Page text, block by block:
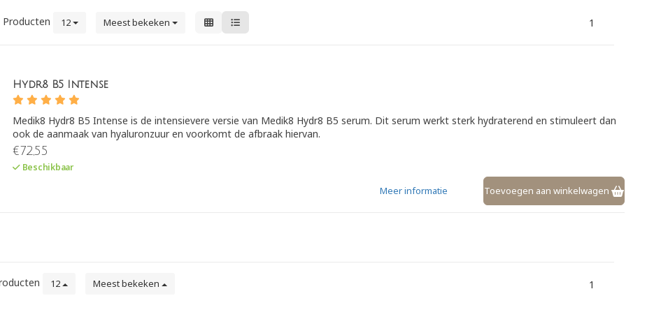
Producten 12 Meest bekeken 1
Hydr8 B5 Intense
Medik8 Hydr8 B5 Intense is de intensievere versie van Medik8 Hydr8 B5 serum. Dit serum werkt sterk hydraterend en stimuleert dan
ook de aanmaak van hyaluronzuur en voorkomt de afbraak hiervan.
€72,55
Beschikbaar
Toevoegen aan winkelwagen
Meer informatie
12 Meest bekeken 1